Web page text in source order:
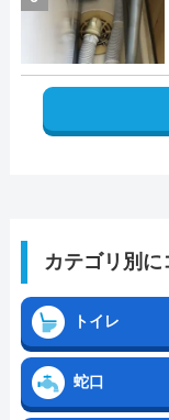
カテゴリ別
トイレ
蛇口